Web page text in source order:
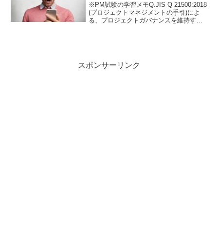
※PM試験の学習メモQ.JIS Q 21500:2018
(プロジェクトマネジメントの手引)によ
る、プロジェクトガバナンスを維持する
スポンサーリンク